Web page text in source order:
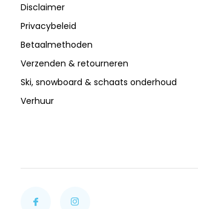
Disclaimer
Privacybeleid
Betaalmethoden
Verzenden & retourneren
Ski, snowboard & schaats onderhoud
Verhuur